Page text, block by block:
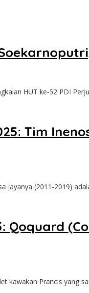
HUT ke-52 PDI
Tim
jayanya (2011-2019)
Qoquard
kawakan Prancis yang